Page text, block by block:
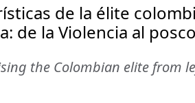
de la élite
de la Violencia al
the Colombian elite from